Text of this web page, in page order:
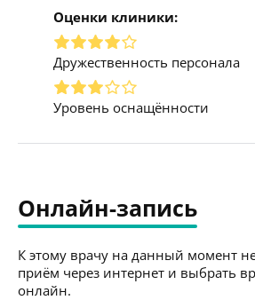
Оценки клиники:
Дружественность персонала
Уровень оснащённости
Онлайн-запись
К этому врачу на данный момент
приём через интернет и выбрать
онлайн.